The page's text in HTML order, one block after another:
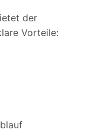
der
Vorteile: